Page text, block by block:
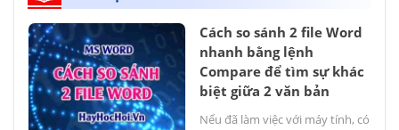
Cách so sánh 2 file Word
nhanh bằng lệnh
Compare để tìm sự khác
biệt giữa 2 văn bản
Nếu đã làm việc với máy tính, có